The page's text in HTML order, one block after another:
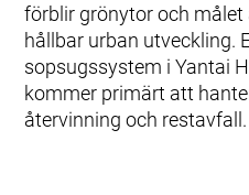
förblir grönytor och
hållbar urban utveckling.
sopsugssystem i Yantai
kommer primärt att
återvinning och restavfall.